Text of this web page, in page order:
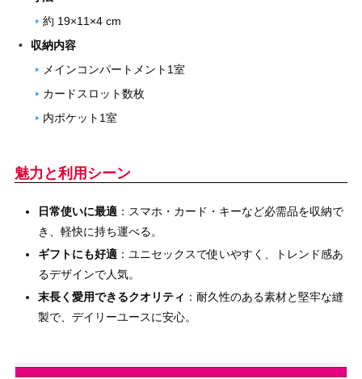
約 19×11×4 cm
収納内容
メインコンパートメント1室
カードスロット数枚
内ポケット1室
魅力と利用シーン
日常使いに最適 ：スマホ・カード・キーなど必需品を収納で
き、軽快に持ち運べる。
ギフトにも好適 ：ユニセックスで使いやすく、トレンド感あ
るデザインで人気。
末長く愛用できるクオリティ ：耐久性のある素材と堅牢な縫
製で、デイリーユースに安心。